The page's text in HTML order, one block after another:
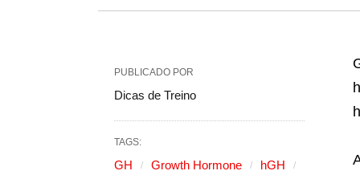
PUBLICADO POR
Dicas de Treino
TAGS:
GH Growth Hormone
hGH